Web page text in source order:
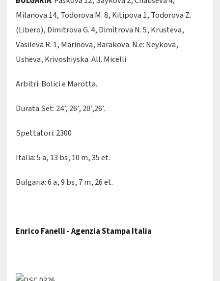
Milanova 14, Todorova M. 8, Kitipova 1, Todorova Z.
(Libero), Dimitrova G. 4, Dimitrova N. 5, Krusteva,
Vasileva R. 1, Marinova, Barakova. N.e: Neykova,
Usheva, Krivoshiyska. All. Micelli
Arbitri: Bolici e Marotta.
Durata Set: 24’, 26’, 20’,26’.
Spettatori: 2300
Italia: 5 a, 13 bs, 10 m, 35 et.
Bulgaria: 6 a, 9 bs, 7 m, 26 et.
Enrico Fanelli - Agenzia Stampa Italia